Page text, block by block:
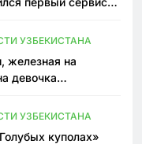
УЗБЕКИСТАНА
железная на
девочка
УЗБЕКИСТАНА
куполах»